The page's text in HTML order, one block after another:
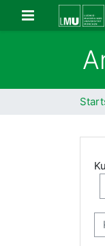
Zum Hauptinhalt
Website-